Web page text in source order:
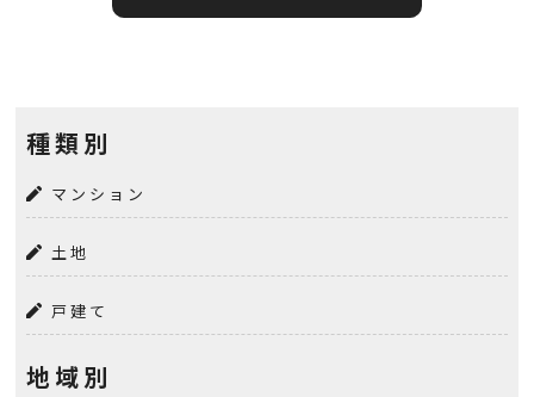
種類別
マンション
土地
戸建て
地域別